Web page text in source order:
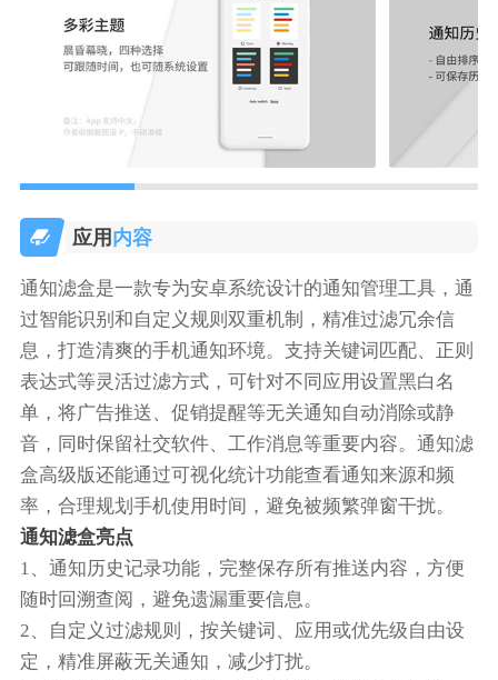
应用 内容
通知滤盒是一款专为安卓系统设计的通知管理工具，通
过智能识别和自定义规则双重机制，精准过滤冗余信
息，打造清爽的手机通知环境。支持关键词匹配、正则
表达式等灵活过滤方式，可针对不同应用设置黑白名
单，将广告推送、促销提醒等无关通知自动消除或静
音，同时保留社交软件、工作消息等重要内容。通知滤
盒高级版还能通过可视化统计功能查看通知来源和频
率，合理规划手机使用时间，避免被频繁弹窗干扰。
通知滤盒亮点
1、通知历史记录功能，完整保存所有推送内容，方便
随时回溯查阅，避免遗漏重要信息。
2、自定义过滤规则，按关键词、应用或优先级自由设
定，精准屏蔽无关通知，减少打扰。